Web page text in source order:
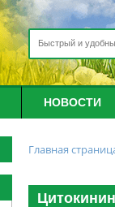
НОВОСТИ
Главная